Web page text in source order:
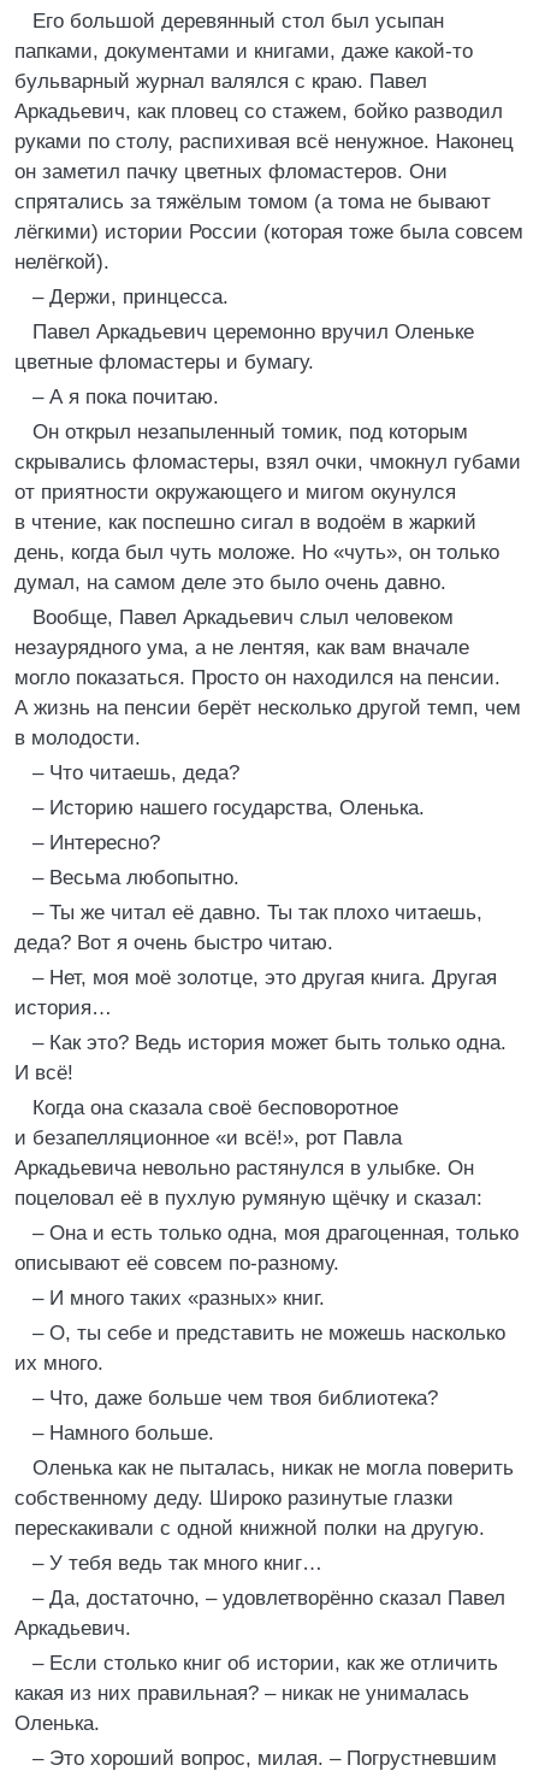
Его большой деревянный стол был усыпан
папками, документами и книгами, даже какой-то
бульварный журнал валялся с краю. Павел
Аркадьевич, как пловец со стажем, бойко разводил
руками по столу, распихивая всё ненужное. Наконец
он заметил пачку цветных фломастеров. Они
спрятались за тяжёлым томом (а тома не бывают
лёгкими) истории России (которая тоже была совсем
нелёгкой).
– Держи, принцесса.
Павел Аркадьевич церемонно вручил Оленьке
цветные фломастеры и бумагу.
– А я пока почитаю.
Он открыл незапыленный томик, под которым
скрывались фломастеры, взял очки, чмокнул губами
от приятности окружающего и мигом окунулся
в чтение, как поспешно сигал в водоём в жаркий
день, когда был чуть моложе. Но «чуть», он только
думал, на самом деле это было очень давно.
Вообще, Павел Аркадьевич слыл человеком
незаурядного ума, а не лентяя, как вам вначале
могло показаться. Просто он находился на пенсии.
А жизнь на пенсии берёт несколько другой темп, чем
в молодости.
– Что читаешь, деда?
– Историю нашего государства, Оленька.
– Интересно?
– Весьма любопытно.
– Ты же читал её давно. Ты так плохо читаешь,
деда? Вот я очень быстро читаю.
– Нет, моя моё золотце, это другая книга. Другая
история…
– Как это? Ведь история может быть только одна.
И всё!
Когда она сказала своё бесповоротное
и безапелляционное «и всё!», рот Павла
Аркадьевича невольно растянулся в улыбке. Он
поцеловал её в пухлую румяную щёчку и сказал:
– Она и есть только одна, моя драгоценная, только
описывают её совсем по-разному.
– И много таких «разных» книг.
– О, ты себе и представить не можешь насколько
их много.
– Что, даже больше чем твоя библиотека?
– Намного больше.
Оленька как не пыталась, никак не могла поверить
собственному деду. Широко разинутые глазки
перескакивали с одной книжной полки на другую.
– У тебя ведь так много книг…
– Да, достаточно, – удовлетворённо сказал Павел
Аркадьевич.
– Если столько книг об истории, как же отличить
какая из них правильная? – никак не унималась
Оленька.
– Это хороший вопрос, милая. – Погрустневшим